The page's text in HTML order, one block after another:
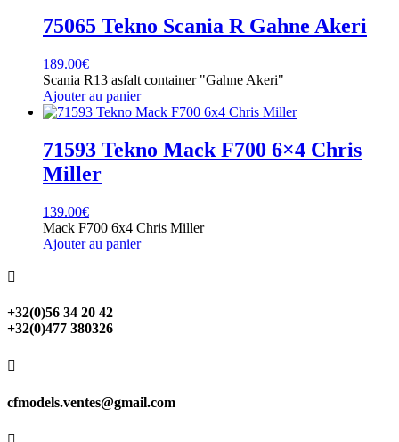
75065 Tekno Scania R Gahne Akeri
189.00€
Scania R13 asfalt container "Gahne Akeri"
Ajouter au panier
71593 Tekno Mack F700 6×4 Chris
Miller
139.00€
Mack F700 6x4 Chris Miller
Ajouter au panier

+32(0)56 34 20 42
+32(0)477 380326

cfmodels.ventes@gmail.com